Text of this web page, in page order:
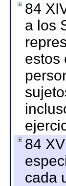
84
a los
estos
84
cada